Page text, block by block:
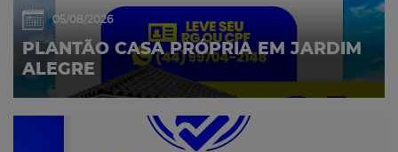
05/08/2026
PLANTÃO CASA PRÓPRIA EM JARDIM
ALEGRE